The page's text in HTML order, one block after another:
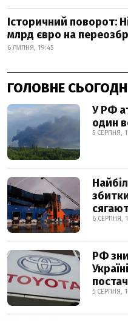
Історичний поворот:
млрд євро на
6 ЛИПНЯ, 19:45
ГОЛОВНЕ
У РФ
один
5 СЕРПНЯ,
6 СЕРПНЯ,
РФ
5 СЕРПНЯ,